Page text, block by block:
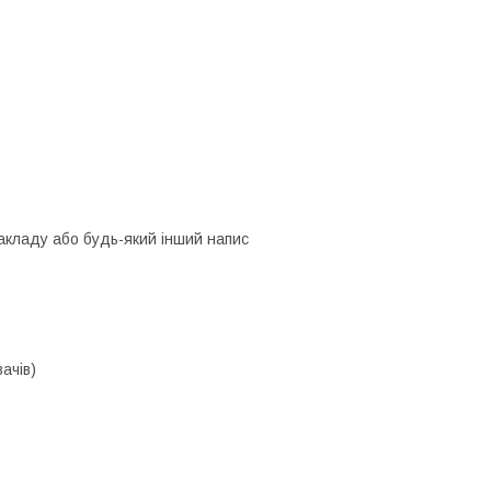
або будь-який інший напис